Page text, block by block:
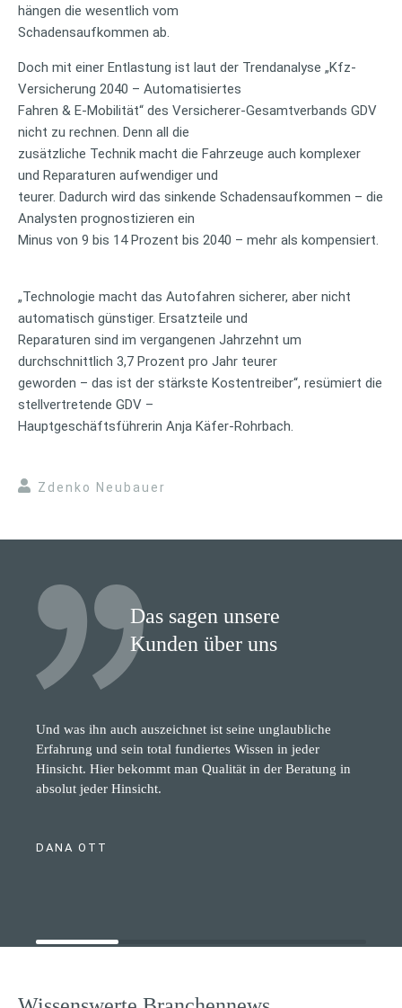
hängen die wesentlich vom
Schadensaufkommen ab.
Doch mit einer Entlastung ist laut der Trendanalyse „Kfz-
Versicherung 2040 – Automatisiertes
Fahren & E-Mobilität“ des Versicherer-Gesamtverbands GDV
nicht zu rechnen. Denn all die
zusätzliche Technik macht die Fahrzeuge auch komplexer
und Reparaturen aufwendiger und
teurer. Dadurch wird das sinkende Schadensaufkommen – die
Analysten prognostizieren ein
Minus von 9 bis 14 Prozent bis 2040 – mehr als kompensiert.
„Technologie macht das Autofahren sicherer, aber nicht
automatisch günstiger. Ersatzteile und
Reparaturen sind im vergangenen Jahrzehnt um
durchschnittlich 3,7 Prozent pro Jahr teurer
geworden – das ist der stärkste Kostentreiber“, resümiert die
stellvertretende GDV –
Hauptgeschäftsführerin Anja Käfer-Rohrbach.
Zdenko Neubauer
Das sagen unsere
Kunden über uns
Und was ihn auch auszeichnet ist seine unglaubliche
Erfahrung und sein total fundiertes Wissen in jeder
Hinsicht. Hier bekommt man Qualität in der Beratung in
absolut jeder Hinsicht.
DANA OTT